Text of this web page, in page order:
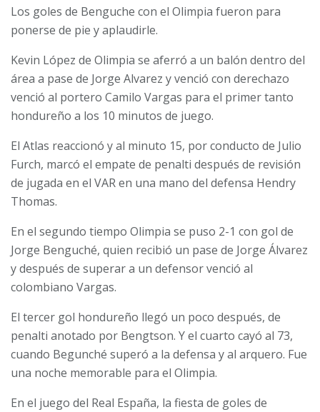
Los goles de Benguche con el Olimpia fueron para
ponerse de pie y aplaudirle.
Kevin López de Olimpia se aferró a un balón dentro del
área a pase de Jorge Alvarez y venció con derechazo
venció al portero Camilo Vargas para el primer tanto
hondureño a los 10 minutos de juego.
El Atlas reaccionó y al minuto 15, por conducto de Julio
Furch, marcó el empate de penalti después de revisión
de jugada en el VAR en una mano del defensa Hendry
Thomas.
En el segundo tiempo Olimpia se puso 2-1 con gol de
Jorge Benguché, quien recibió un pase de Jorge Álvarez
y después de superar a un defensor venció al
colombiano Vargas.
El tercer gol hondureño llegó un poco después, de
penalti anotado por Bengtson. Y el cuarto cayó al 73,
cuando Begunché superó a la defensa y al arquero. Fue
una noche memorable para el Olimpia.
En el juego del Real España, la fiesta de goles de